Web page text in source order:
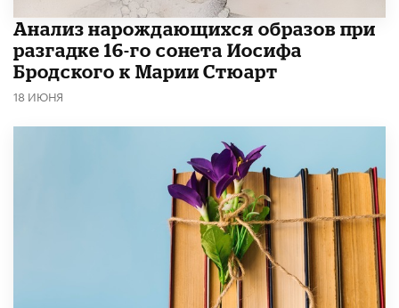
Анализ нарождающихся образов при
разгадке 16-го сонета Иосифа
Бродского к Марии Стюарт
18 ИЮНЯ